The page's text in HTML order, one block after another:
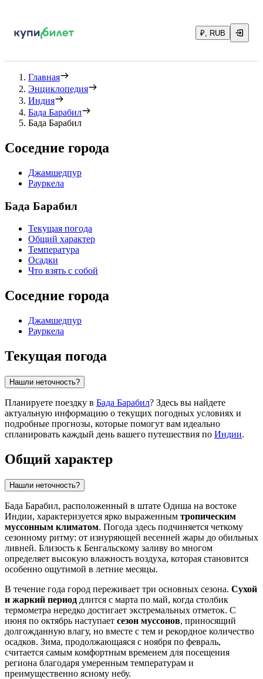
₽, RUB
Главная
Энциклопедия
Индия
Бада Барабил
Бада Барабил
Соседние города
Джамшедпур
Рауркела
Бада Барабил
Текущая погода
Общий характер
Температура
Осадки
Что взять с собой
Соседние города
Джамшедпур
Рауркела
Текущая погода
Нашли неточность?
Планируете поездку в Бада Барабил? Здесь вы найдете
актуальную информацию о текущих погодных условиях и
подробные прогнозы, которые помогут вам идеально
спланировать каждый день вашего путешествия по Индии.
Общий характер
Нашли неточность?
Бада Барабил, расположенный в штате Одиша на востоке
Индии, характеризуется ярко выраженным тропическим
муссонным климатом. Погода здесь подчиняется четкому
сезонному ритму: от изнуряющей весенней жары до обильных
ливней. Близость к Бенгальскому заливу во многом
определяет высокую влажность воздуха, которая становится
особенно ощутимой в летние месяцы.
В течение года город переживает три основных сезона. Сухой
и жаркий период длится с марта по май, когда столбик
термометра нередко достигает экстремальных отметок. С
июня по октябрь наступает сезон муссонов, приносящий
долгожданную влагу, но вместе с тем и рекордное количество
осадков. Зима, продолжающаяся с ноября по февраль,
считается самым комфортным временем для посещения
региона благодаря умеренным температурам и
преимущественно ясному небу.